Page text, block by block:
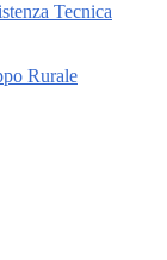
Tecnica
Rurale